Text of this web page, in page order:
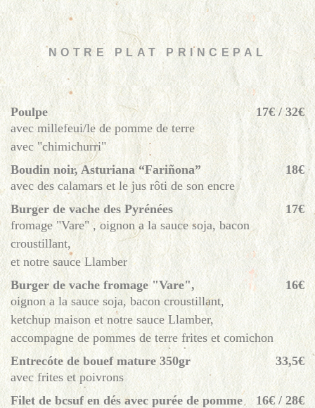
NOTRE PLAT PRINCEPAL
Poulpe
17€ / 32€
avec millefeui/le de pomme de terre
avec "chimichurri"
Boudin noir, Asturiana “Fariñona”
18€
avec des calamars et le jus rôti de son encre
Burger de vache des Pyrénées
17€
fromage "Vare" , oignon a la sauce soja, bacon
croustillant,
et notre sauce Llamber
Burger de vache fromage "Vare",
16€
oignon a la sauce soja, bacon croustillant,
ketchup maison et notre sauce Llamber,
accompagne de pommes de terre frites et comichon
Entrecóte de bouef mature 350gr
33,5€
avec frites et poivrons
Filet de bcsuf en dés avec purée de pomme
16€ / 28€